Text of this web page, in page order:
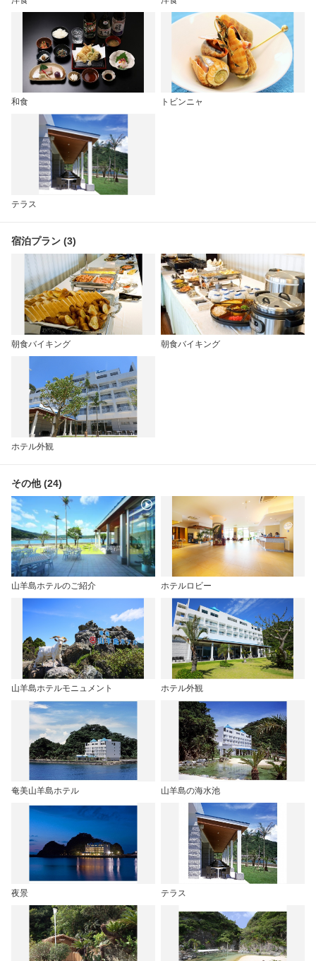
和食 トビンニャ
テラス
宿泊プラン (3)
朝食バイキング 朝食バイキング
ホテル外観
その他 (24)
山羊島ホテルのご紹介 ホテルロビー
山羊島ホテルモニュメント ホテル外観
奄美山羊島ホテル 山羊島の海水池
夜景 テラス